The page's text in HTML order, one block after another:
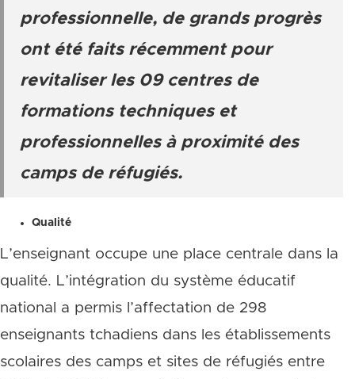
professionnelle, de grands progrès
ont été faits récemment pour
revitaliser les 09 centres de
formations techniques et
professionnelles à proximité des
camps de réfugiés.
Qualité
L’enseignant occupe une place centrale dans la
qualité. L’intégration du système éducatif
national a permis l’affectation de 298
enseignants tchadiens dans les établissements
scolaires des camps et sites de réfugiés entre